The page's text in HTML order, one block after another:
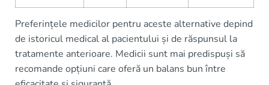
Preferințele medicilor pentru aceste alternative depind
de istoricul medical al pacientului și de răspunsul la
tratamente anterioare. Medicii sunt mai predispuși să
recomande opțiuni care oferă un balans bun între